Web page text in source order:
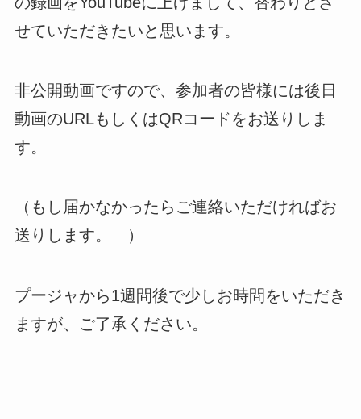
せていただきたいと思います。
非公開動画ですので、参加者の皆様には後日
動画のURLもしくはQRコードをお送りしま
す。
（もし届かなかったらご連絡いただければお
送りします。 ）
プージャから1週間後で少しお時間をいただき
ますが、ご了承ください。